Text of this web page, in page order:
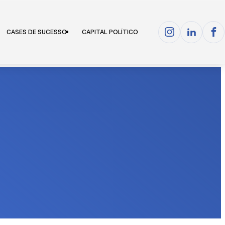
CASES DE SUCESSO CAPITAL POLÍTICO